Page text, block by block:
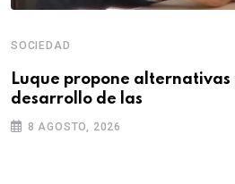
SOCIEDAD
Luque propone alternativas
desarrollo de las
8 AGOSTO, 2026